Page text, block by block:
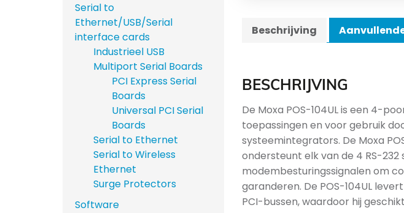
Beschrijving
BESCHRIJVING
De Moxa POS-104UL is een 4-
toepassingen en voor gebruik
systeemintegrators. De Moxa
ondersteunt elk van de 4 RS-
modembesturingssignalen om
garanderen. De POS-104UL
PCI-bussen, waardoor hij
Serial to
Ethernet/USB/Serial
interface cards
Industrieel USB
Multiport Serial Boards
PCI Express Serial
Boards
Universal PCI Serial
Boards
Serial to Ethernet
Serial to Wireless
Ethernet
Surge Protectors
Software